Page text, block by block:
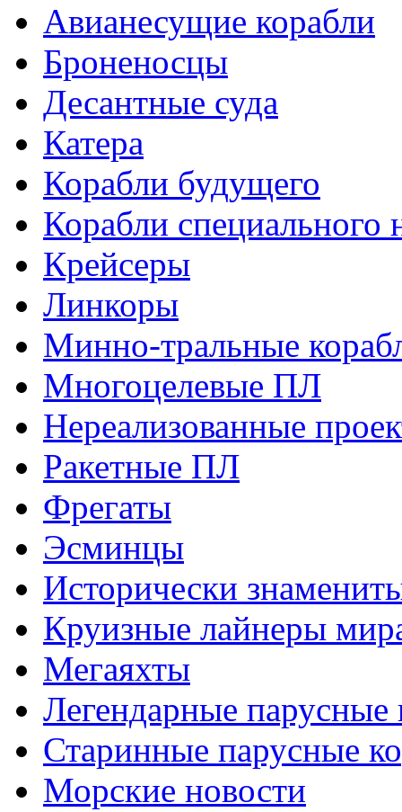
Авианесущие корабли
Броненосцы
Десантные суда
Катера
Корабли будущего
Корабли специального
Крейсеры
Линкоры
Минно-тральные
Многоцелевые ПЛ
Нереализованные
Ракетные ПЛ
Фрегаты
Эсминцы
Исторически
Круизные лайнеры
Мегаяхты
Легендарные парусные
Старинные парусные
Морские новости